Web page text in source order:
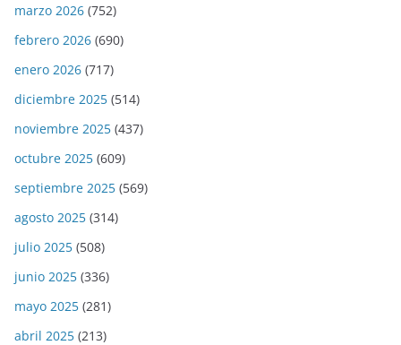
marzo 2026 (752)
febrero 2026 (690)
enero 2026 (717)
diciembre 2025 (514)
noviembre 2025 (437)
octubre 2025 (609)
septiembre 2025 (569)
agosto 2025 (314)
julio 2025 (508)
junio 2025 (336)
mayo 2025 (281)
abril 2025 (213)